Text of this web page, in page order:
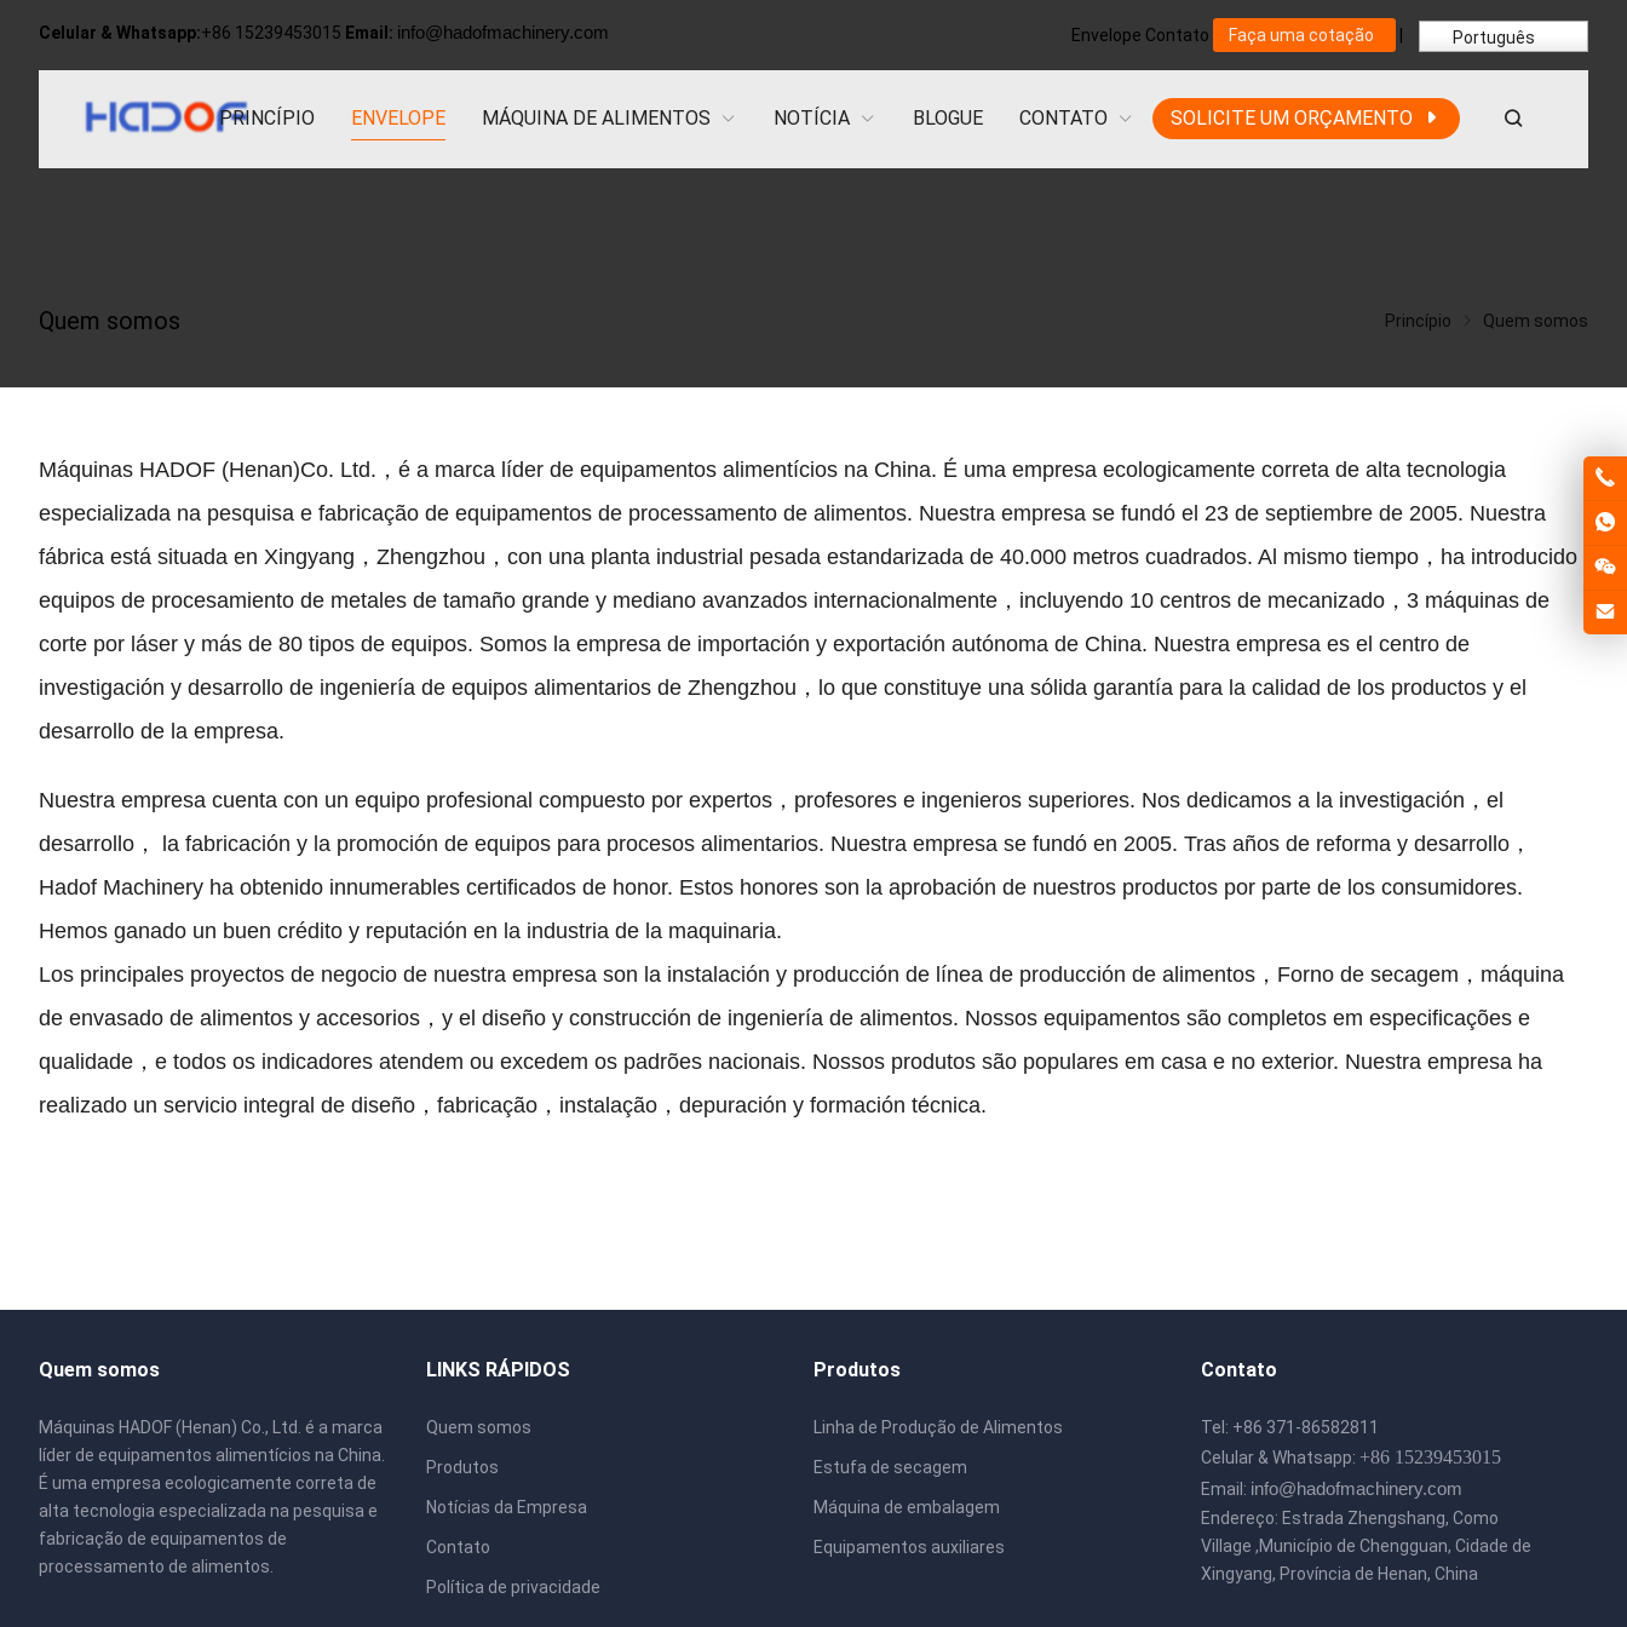
Celular & Whatsapp:+86 15239453015 Email: info@hadofmachinery.com Envelope Contato Faça uma cotação Português
PRINCÍPIO ENVELOPE MÁQUINA DE ALIMENTOS NOTÍCIA BLOGUE CONTATO SOLICITE UM ORÇAMENTO
Quem somos Princípio Quem somos
Máquinas HADOF (Henan)Co. Ltd. ，é a marca líder de equipamentos alimentícios na China. É uma empresa ecologicamente correta de alta tecnologia
especializada na pesquisa e fabricação de equipamentos de processamento de alimentos. Nuestra empresa se fundó el 23 de septiembre de 2005. Nuestra
fábrica está situada en Xingyang ， Zhengzhou ， con una planta industrial pesada estandarizada de 40.000 metros cuadrados. Al mismo tiempo ， ha introducido
equipos de procesamiento de metales de tamaño grande y mediano avanzados internacionalmente ， incluyendo 10 centros de mecanizado ，3 máquinas de
corte por láser y más de 80 tipos de equipos. Somos la empresa de importación y exportación autónoma de China. Nuestra empresa es el centro de
investigación y desarrollo de ingeniería de equipos alimentarios de Zhengzhou ， lo que constituye una sólida garantía para la calidad de los productos y el
desarrollo de la empresa.
Nuestra empresa cuenta con un equipo profesional compuesto por expertos ， profesores e ingenieros superiores. Nos dedicamos a la investigación ， el
desarrollo ， la fabricación y la promoción de equipos para procesos alimentarios. Nuestra empresa se fundó en 2005. Tras años de reforma y desarrollo ，
Hadof Machinery ha obtenido innumerables certificados de honor. Estos honores son la aprobación de nuestros productos por parte de los consumidores.
Hemos ganado un buen crédito y reputación en la industria de la maquinaria.
Los principales proyectos de negocio de nuestra empresa son la instalación y producción de línea de producción de alimentos ，Forno de secagem， máquina
de envasado de alimentos y accesorios ， y el diseño y construcción de ingeniería de alimentos. Nossos equipamentos são completos em especificações e
qualidade，e todos os indicadores atendem ou excedem os padrões nacionais. Nossos produtos são populares em casa e no exterior. Nuestra empresa ha
realizado un servicio integral de diseño ，fabricação，instalação， depuración y formación técnica.
Quem somos
Máquinas HADOF (Henan) Co., Ltd. é a marca
líder de equipamentos alimentícios na China.
É uma empresa ecologicamente correta de
alta tecnologia especializada na pesquisa e
fabricação de equipamentos de
processamento de alimentos.
LINKS RÁPIDOS
Quem somos
Produtos
Notícias da Empresa
Contato
Política de privacidade
Produtos
Linha de Produção de Alimentos
Estufa de secagem
Máquina de embalagem
Equipamentos auxiliares
Contato
Tel: +86 371-86582811
Celular & Whatsapp: +86 15239453015
Email: info@hadofmachinery.com
Endereço: Estrada Zhengshang, Como
Village ,Município de Chengguan, Cidade de
Xingyang, Província de Henan, China